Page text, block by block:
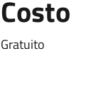
Costo
Gratuito